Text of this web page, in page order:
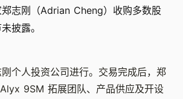
郑志刚（Adrian Cheng）收购多数股
披露。
个人投资公司进行。交易完成后，郑
9SM 拓展团队、产品供应及开设